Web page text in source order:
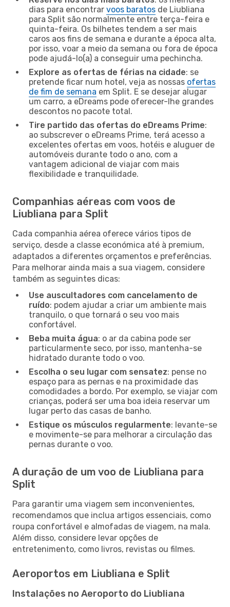
dias para encontrar voos baratos de Liubliana
para Split são normalmente entre terça-feira e
quinta-feira. Os bilhetes tendem a ser mais
caros aos fins de semana e durante a época alta,
por isso, voar a meio da semana ou fora de época
pode ajudá-lo(a) a conseguir uma pechincha.
Explore as ofertas de férias na cidade: se
pretende ficar num hotel, veja as nossas ofertas
de fim de semana em Split. E se desejar alugar
um carro, a eDreams pode oferecer-lhe grandes
descontos no pacote total.
Tire partido das ofertas do eDreams Prime:
ao subscrever o eDreams Prime, terá acesso a
excelentes ofertas em voos, hotéis e aluguer de
automóveis durante todo o ano, com a
vantagem adicional de viajar com mais
flexibilidade e tranquilidade.
Companhias aéreas com voos de
Liubliana para Split
Cada companhia aérea oferece vários tipos de
serviço, desde a classe económica até à premium,
adaptados a diferentes orçamentos e preferências.
Para melhorar ainda mais a sua viagem, considere
também as seguintes dicas:
Use auscultadores com cancelamento de
ruído: podem ajudar a criar um ambiente mais
tranquilo, o que tornará o seu voo mais
confortável.
Beba muita água: o ar da cabina pode ser
particularmente seco, por isso, mantenha-se
hidratado durante todo o voo.
Escolha o seu lugar com sensatez: pense no
espaço para as pernas e na proximidade das
comodidades a bordo. Por exemplo, se viajar com
crianças, poderá ser uma boa ideia reservar um
lugar perto das casas de banho.
Estique os músculos regularmente: levante-se
e movimente-se para melhorar a circulação das
pernas durante o voo.
A duração de um voo de Liubliana para
Split
Para garantir uma viagem sem inconvenientes,
recomendamos que inclua artigos essenciais, como
roupa confortável e almofadas de viagem, na mala.
Além disso, considere levar opções de
entretenimento, como livros, revistas ou filmes.
Aeroportos em Liubliana e Split
Instalações no Aeroporto do Liubliana